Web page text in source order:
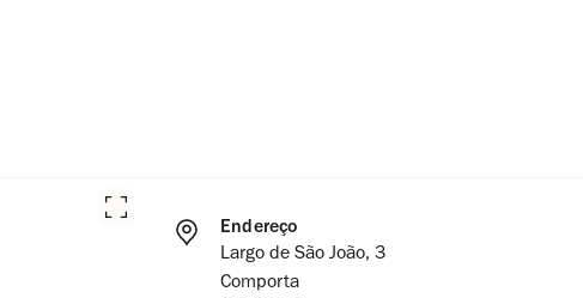
Endereço
Largo de São João, 3
Comporta